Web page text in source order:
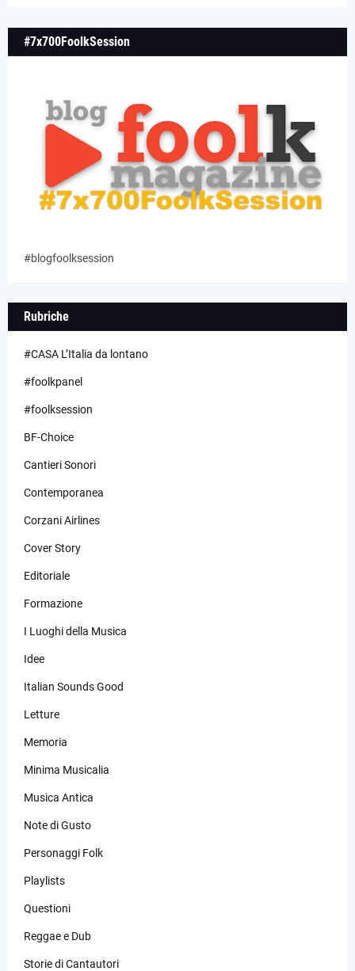
#7x700FoolkSession
#blogfoolksession
Rubriche
#CASA L’Italia da lontano
#foolkpanel
#foolksession
BF-Choice
Cantieri Sonori
Contemporanea
Corzani Airlines
Cover Story
Editoriale
Formazione
I Luoghi della Musica
Idee
Italian Sounds Good
Letture
Memoria
Minima Musicalia
Musica Antica
Note di Gusto
Personaggi Folk
Playlists
Questioni
Reggae e Dub
Storie di Cantautori